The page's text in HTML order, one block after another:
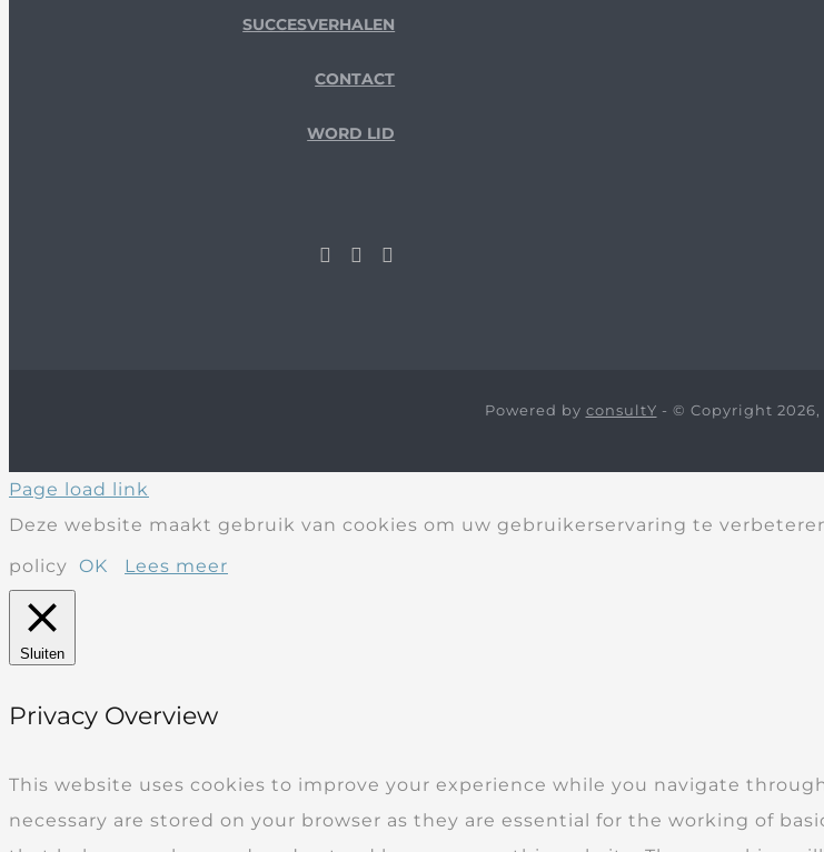
SUCCESVERHALEN
CONTACT
WORD LID
Powered by consultY - © Copyright
Page load link
Deze website maakt gebruik van cookies om uw gebruikerservaring te
policy
OK Lees meer
Sluiten
Privacy Overview
This website uses cookies to improve your experience while you navigate
necessary are stored on your browser as they are essential for the working of